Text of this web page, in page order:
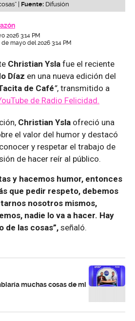
| Fuente: Difusión
2026 3:14 PM
mayo del 2026 3:14 PM
Christian Ysla fue el reciente
Díaz en una nueva edición del
de Café”, transmitido a
de Radio Felicidad.
Christian Ysla ofreció una
el valor del humor y destacó
y respetar el trabajo de
de hacer reír al público.
y hacemos humor, entonces
que pedir respeto, debemos
nosotros mismos,
nadie lo va a hacer. Hay
de las cosas”, señaló.
muchas cosas de mi